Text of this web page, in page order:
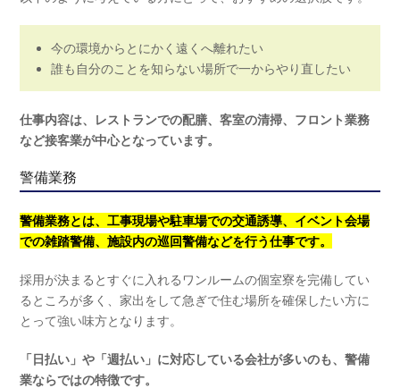
今の環境からとにかく遠くへ離れたい
誰も自分のことを知らない場所で一からやり直したい
仕事内容は、レストランでの配膳、客室の清掃、フロント業務
など接客業が中心となっています。
警備業務
警備業務とは、工事現場や駐車場での交通誘導、イベント会場
での雑踏警備、施設内の巡回警備などを行う仕事です。
採用が決まるとすぐに入れるワンルームの個室寮を完備してい
るところが多く、家出をして急ぎで住む場所を確保したい方に
とって強い味方となります。
「日払い」や「週払い」に対応している会社が多いのも、警備
業ならではの特徴です。